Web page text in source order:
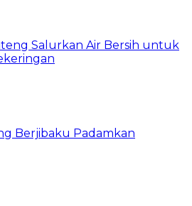
Salurkan Air Bersih untuk
Berjibaku Padamkan